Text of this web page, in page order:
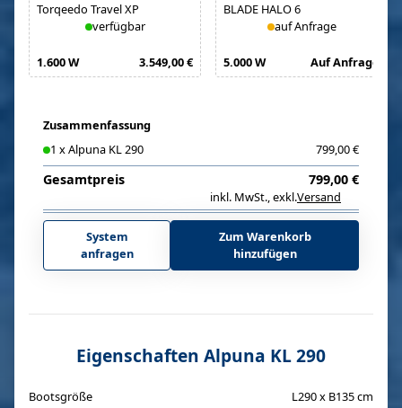
Torqeedo Travel XP
verfügbar
1.600 W 3.549,00 €
BLADE HALO 6
auf Anfrage
5.000 W Auf Anfrage
Zusammenfassung
1 xAlpuna KL 290 799,00 €
Gesamtpreis
inkl. MwSt.,exkl.Versand
799,00 €
System
anfragen
Zum Warenkorb
hinzufügen
Eigenschaften Alpuna KL 290
Bootsgröße
L290 x B135 cm